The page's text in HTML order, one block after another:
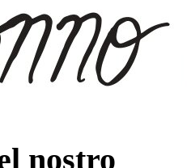
nostro